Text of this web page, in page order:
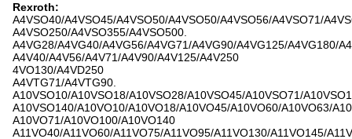
Rexroth:
A4VSO40/A4VSO45/A4VSO50/A4VSO50/A4VSO56/A4VSO71/
A4VSO250/A4VSO355/A4VSO500.
A4VG28/A4VG40/A4VG56/A4VG71/A4VG90/A4VG125/A4VG180/
A4V40/A4V56/A4V71/A4V90/A4V125/A4V250
4VO130/A4VD250
A4VTG71/A4VTG90.
A10VSO10/A10VSO18/A10VSO28/A10VSO45/A10VSO71/
A10VSO140/A10VO10/A10VO18/A10VO45/A10VO60/A10VO63/
A10VO71/A10VO100/A10VO140
A11VO40/A11VO60/A11VO75/A11VO95/A11VO130/A11VO145/